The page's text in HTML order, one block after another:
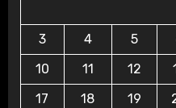
3
4 5
10
11 12
17
18 19